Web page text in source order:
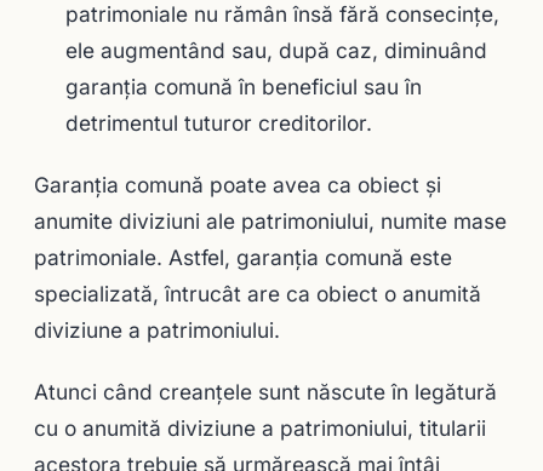
patrimoniale nu rămân însă fără consecinţe,
ele augmentând sau, după caz, diminuând
garanţia comună în beneficiul sau în
detrimentul tuturor creditorilor.
Garanţia comună poate avea ca obiect şi
anumite diviziuni ale patrimoniului, numite mase
patrimoniale. Astfel, garanția comună este
specializată, întrucât are ca obiect o anumită
diviziune a patrimoniului.
Atunci când creanţele sunt născute în legătură
cu o anumită diviziune a patrimoniului, titularii
acestora trebuie să urmărească mai întâi